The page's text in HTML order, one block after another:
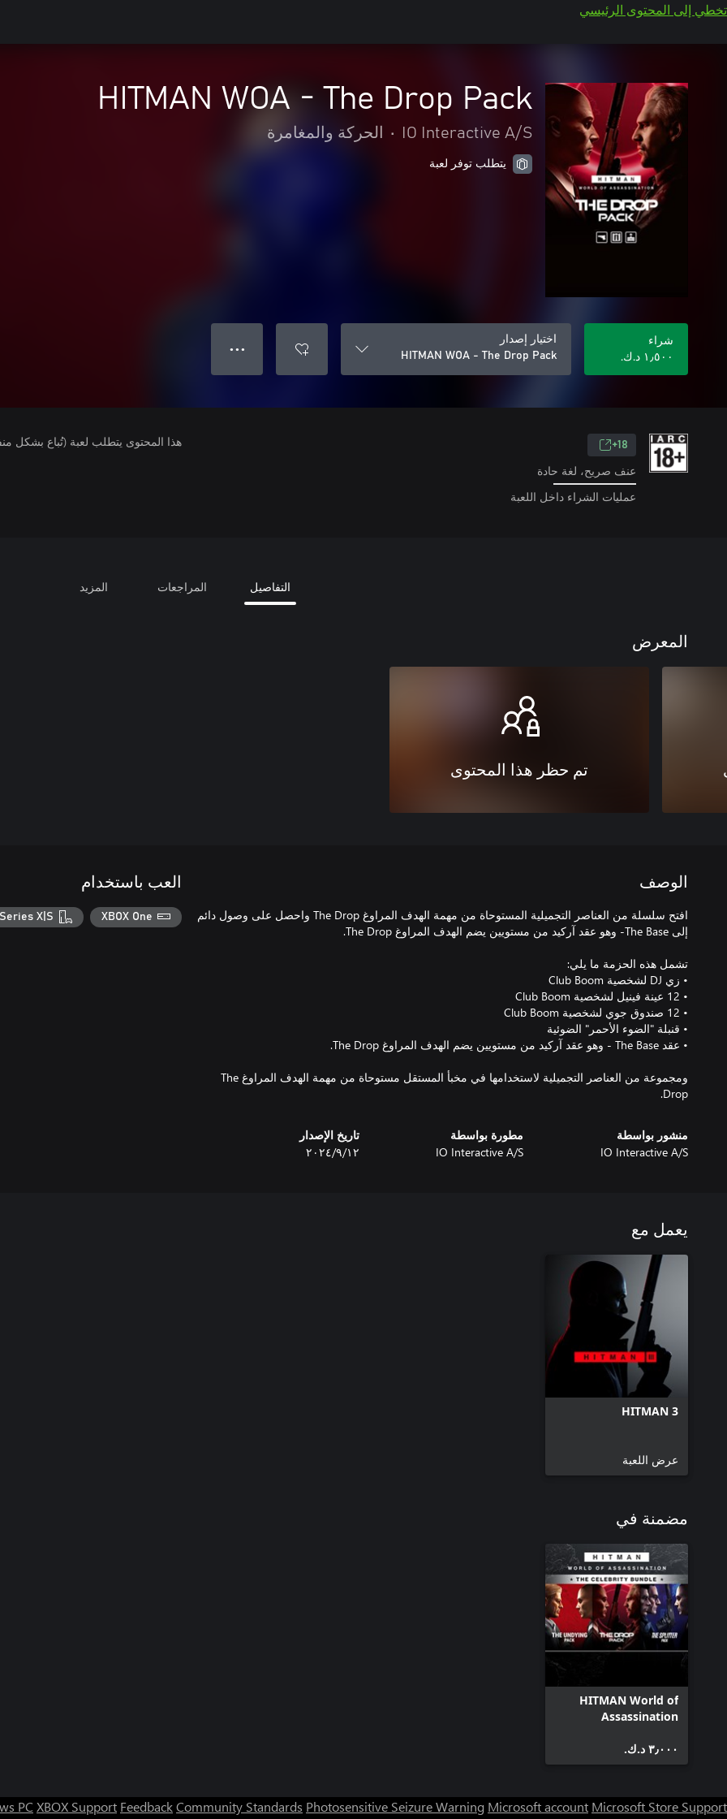
تخطي إلى المحتوى الرئيسي
HITMAN WOA - The Drop Pack
IO Interactive A/S
• الحركة والمغامرة
يتطلب توفر لعبة
شراء
١٫٥٠٠ د.ك.‏
اختيار إصدار
HITMAN WOA - The Drop Pack
● ● ●
18+
عنف صريح، لغة حادة
عمليات الشراء داخل اللعبة
هذا المحتوى يتطلب لعبة (تُباع بشكل
التفاصيل المراجعات المزيد
المعرض
تم حظر هذا المحتوى
الوصف
افتح سلسلة من العناصر التجميلية المستوحاة من مهمة الهدف المراوغ The Drop واحصل على وصول دائم
ومجموعة من العناصر التجميلية لاستخدامها في مخبأ المستقل مستوحاة من مهمة الهدف المراوغ The
Drop.
منشور بواسطة
IO Interactive A/S
مطورة بواسطة
IO Interactive A/S
تاريخ الإصدار
١٢‏/٩‏/٢٠٢٤
العب باستخدام
XBOX One
X|S
يعمل مع
HITMAN 3
عرض اللعبة
مضمنة في
HITMAN World of
Assassination
٣٫٠٠٠ د.ك.‏
PC XBOX Support FeedbackCommunity Standards Photosensitive Seizure Warning Microsoft account Microsoft Store Support